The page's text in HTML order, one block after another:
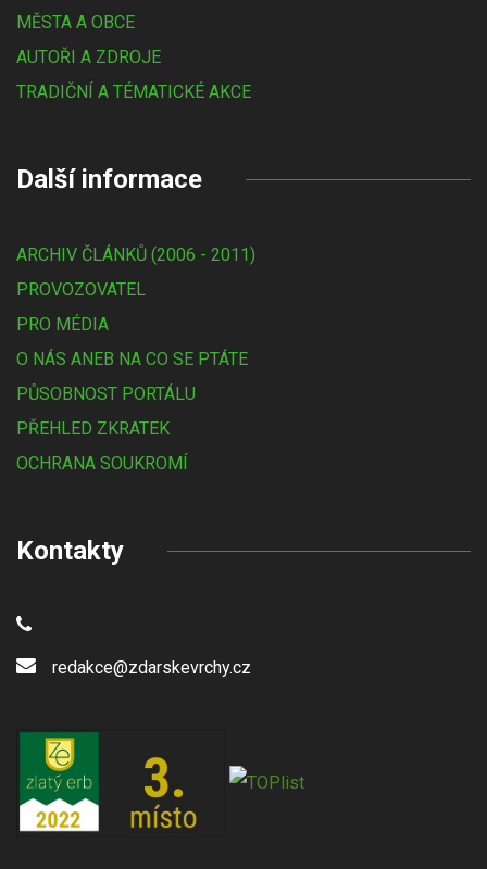
MĚSTA A OBCE
AUTOŘI A ZDROJE
TRADIČNÍ A TÉMATICKÉ AKCE
Další informace
ARCHIV ČLÁNKŮ (2006 - 2011)
PROVOZOVATEL
PRO MÉDIA
O NÁS ANEB NA CO SE PTÁTE
PŮSOBNOST PORTÁLU
PŘEHLED ZKRATEK
OCHRANA SOUKROMÍ
Kontakty
redakce@zdarskevrchy.cz